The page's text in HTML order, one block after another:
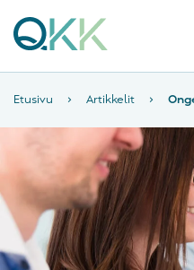
Etusivu › Artikkelit ›